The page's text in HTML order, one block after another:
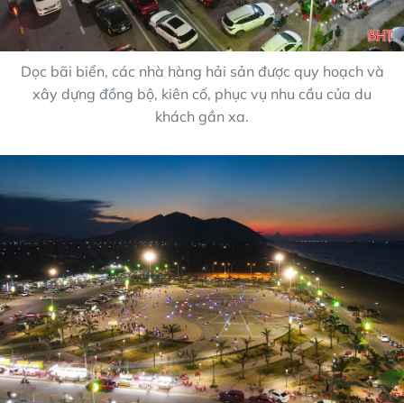
Dọc bãi biển, các nhà hàng hải sản được quy hoạch và
xây dựng đồng bộ, kiên cố, phục vụ nhu cầu của du
khách gần xa.